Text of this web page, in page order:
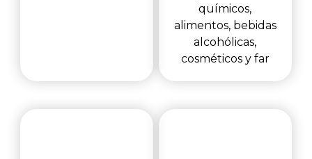
químicos,
alimentos, bebidas
alcohólicas,
cosméticos y far